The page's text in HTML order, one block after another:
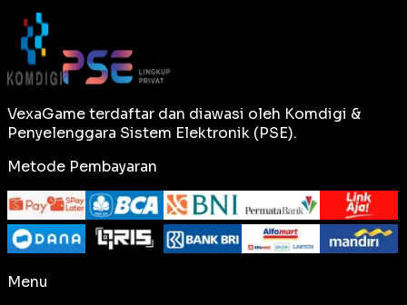
VexaGame terdaftar dan diawasi oleh Komdigi &
Penyelenggara Sistem Elektronik (PSE).
Metode Pembayaran
Menu